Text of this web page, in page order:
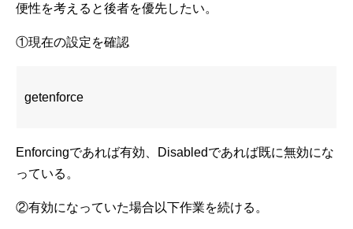
便性を考えると後者を優先したい。
①現在の設定を確認
getenforce
Enforcingであれば有効、Disabledであれば既に無効にな
っている。
②有効になっていた場合以下作業を続ける。